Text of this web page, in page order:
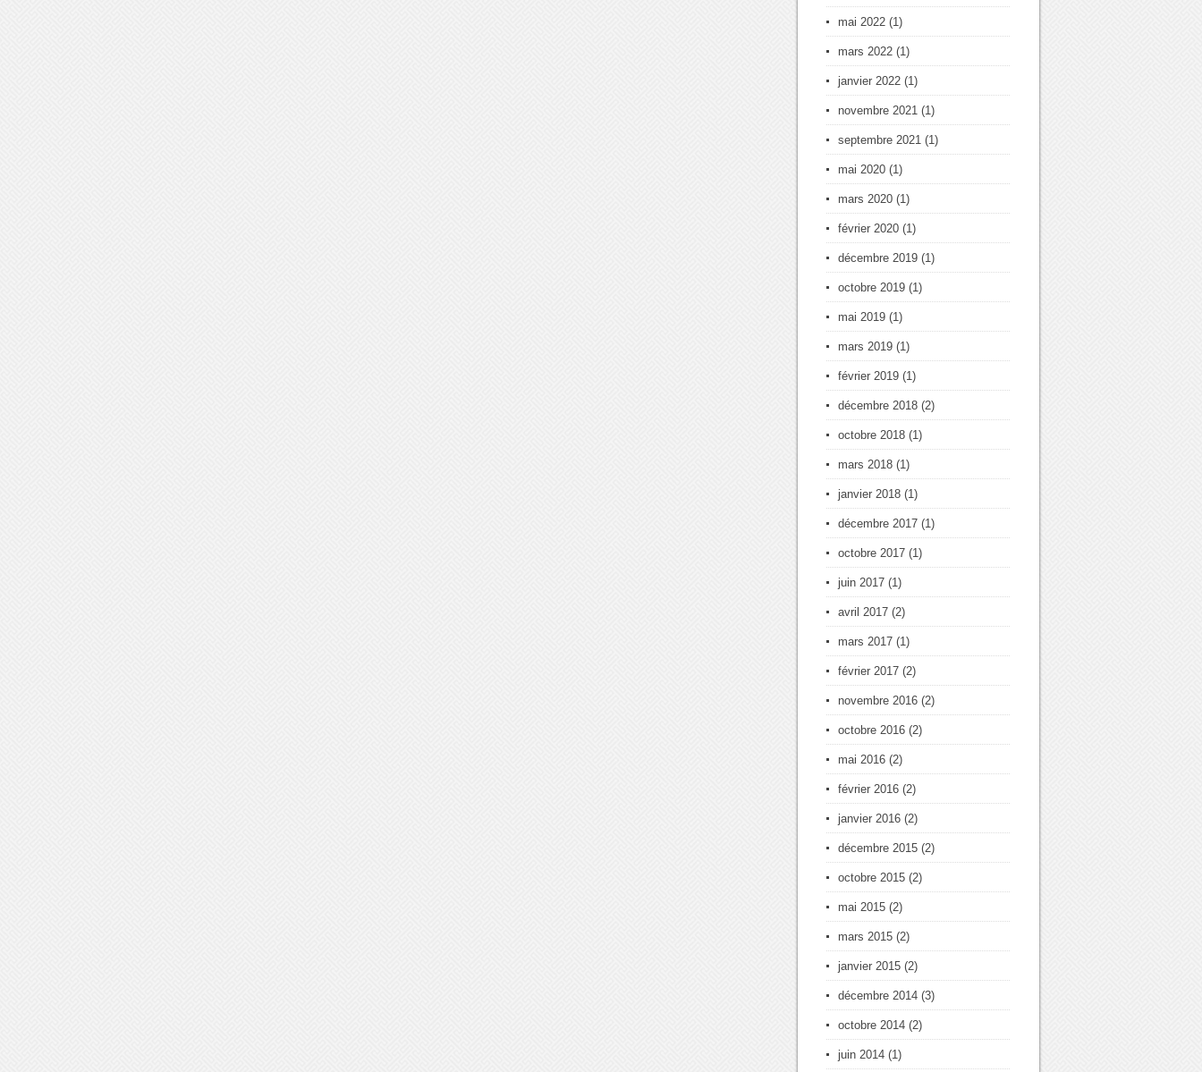
mai 2022 (1)
mars 2022 (1)
janvier 2022 (1)
novembre 2021 (1)
septembre 2021 (1)
mai 2020 (1)
mars 2020 (1)
février 2020 (1)
décembre 2019 (1)
octobre 2019 (1)
mai 2019 (1)
mars 2019 (1)
février 2019 (1)
décembre 2018 (2)
octobre 2018 (1)
mars 2018 (1)
janvier 2018 (1)
décembre 2017 (1)
octobre 2017 (1)
juin 2017 (1)
avril 2017 (2)
mars 2017 (1)
février 2017 (2)
novembre 2016 (2)
octobre 2016 (2)
mai 2016 (2)
février 2016 (2)
janvier 2016 (2)
décembre 2015 (2)
octobre 2015 (2)
mai 2015 (2)
mars 2015 (2)
janvier 2015 (2)
décembre 2014 (3)
octobre 2014 (2)
juin 2014 (1)